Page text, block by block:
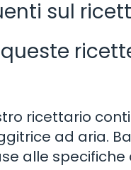
sul
queste
ricettario
ad aria.
alle